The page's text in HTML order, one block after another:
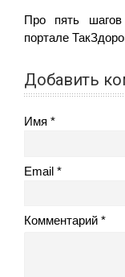
Про пять
портале
Добавить
Имя
Email
Комментарий